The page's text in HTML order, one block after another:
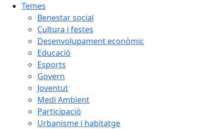
Temes
Benestar social
Cultura i festes
Desenvolupament econòmic
Educació
Esports
Govern
Joventut
Medi Ambient
Participació
Urbanisme i habitatge